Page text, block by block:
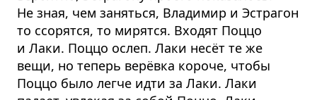
Не зная, чем заняться, Владимир и Эстрагон
то ссорятся, то мирятся. Входят Поццо
и Лаки. Поццо ослеп. Лаки несёт те же
вещи, но теперь верёвка короче, чтобы
Поццо было легче идти за Лаки. Лаки